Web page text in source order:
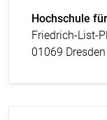
Hochschule
Friedrich-List-
01069 Dresden